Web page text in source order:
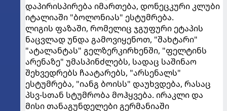
დაპირისპირება იმართება, დონეცკური კლუბი
იტალიაში "ბოლონიას" ესტუმრება.
ლიგის ფაზაში, რომელიც ჯგუფური ეტაპის
ნაცვლად უნდა გამოვიყენოთ, "შახტარი"
"ატალანტას" გელზერკირხენში, "ფელტინს
არენაზე" უმასპინძლებს, სადაც საშინაო
შეხვედრებს ჩაატარებს, "არსენალს"
ესტუმრება, "იანგ ბოისს" დაუხვდება, რასაც
პსვ-სთან სტუმრობა მოჰყვება. ირაკლი და
მისი თანაგუნდელები გერმანიაში